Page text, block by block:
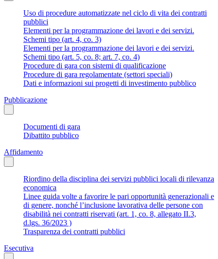
Uso di procedure automatizzate nel ciclo di vita dei contratti
pubblici
Elementi per la programmazione dei lavori e dei servizi.
Schemi tipo (art. 4, co. 3)
Elementi per la programmazione dei lavori e dei servizi.
Schemi tipo (art. 5, co. 8; art. 7, co. 4)
Procedure di gara con sistemi di qualificazione
Procedure di gara regolamentate (settori speciali)
Dati e informazioni sui progetti di investimento pubblico
Pubblicazione
Documenti di gara
Dibattito pubblico
Affidamento
Riordino della disciplina dei servizi pubblici locali di rilevanza
economica
Linee guida volte a favorire le pari opportunità generazionali e
di genere, nonché l’inclusione lavorativa delle persone con
disabilità nei contratti riservati (art. 1, co. 8, allegato II.3,
d.lgs. 36/2023 )
Trasparenza dei contratti pubblici
Esecutiva